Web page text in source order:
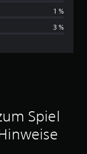
h
t
t
1 %
3 %
Spiel